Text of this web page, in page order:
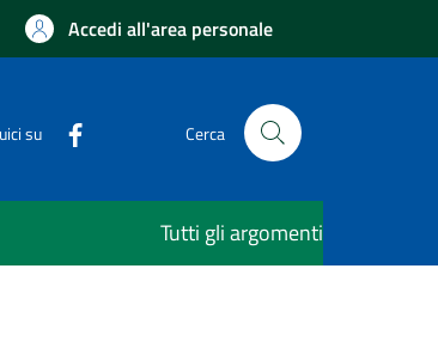
Accedi all'area personale
su Cerca
Tutti gli argomenti